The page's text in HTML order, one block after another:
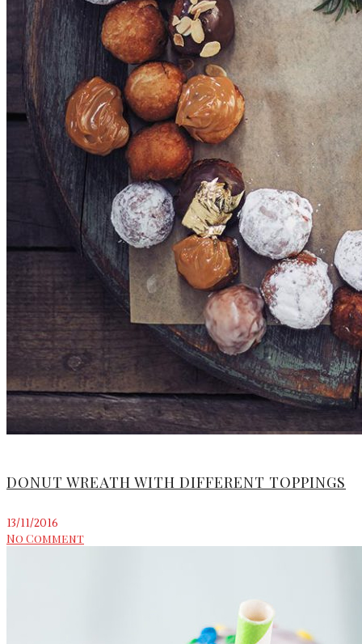
DONUT WREATH WITH DIFFERENT TOPPINGS
13/11/2016
No Comment